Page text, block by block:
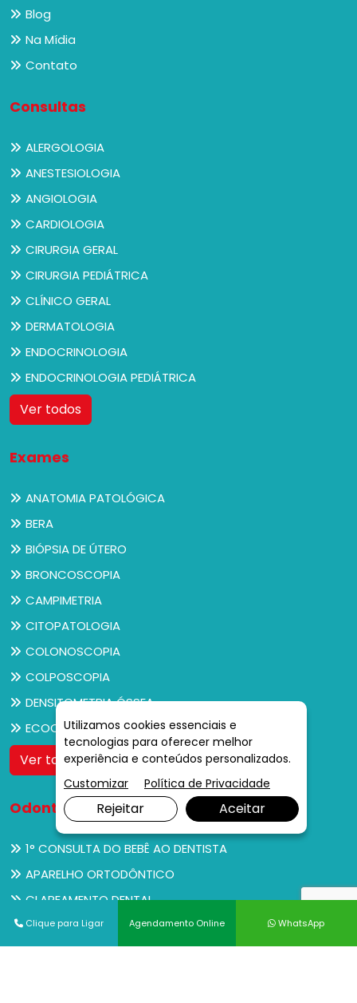
Blog
Na Mídia
Contato
Consultas
ALERGOLOGIA
ANESTESIOLOGIA
ANGIOLOGIA
CARDIOLOGIA
CIRURGIA GERAL
CIRURGIA PEDIÁTRICA
CLÍNICO GERAL
DERMATOLOGIA
ENDOCRINOLOGIA
ENDOCRINOLOGIA PEDIÁTRICA
Ver todos
Exames
ANATOMIA PATOLÓGICA
BERA
BIÓPSIA DE ÚTERO
BRONCOSCOPIA
CAMPIMETRIA
CITOPATOLOGIA
COLONOSCOPIA
COLPOSCOPIA
DENSITOMETRIA ÓSSEA
ECOCARDIOGRAMA
Ver todos
Odontologia
1° CONSULTA DO BEBÊ AO DENTISTA
APARELHO ORTODÔNTICO
CLAREAMENTO DENTAL
EXTRAÇÃO DENTÁRIA
IMPLANTES DENTÁRIOS
Clique para Ligar Agendamento Online WhatsApp
Utilizamos cookies essenciais e
tecnologias para oferecer melhor
experiência e conteúdos personalizados.
Customizar
Política de Privacidade
Rejeitar Aceitar